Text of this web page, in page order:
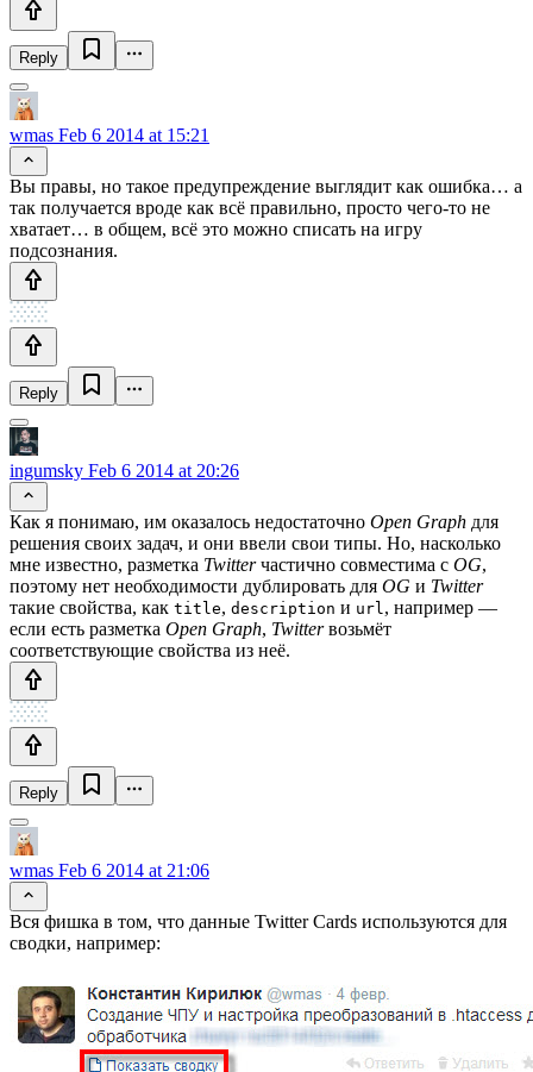
Reply
wmas Feb 6 2014 at 15:21
Вы правы, но такое предупреждение выглядит как ошибка… а
так получается вроде как всё правильно, просто чего-то не
хватает… в общем, всё это можно списать на игру
подсознания.
Reply
ingumsky Feb 6 2014 at 20:26
Как я понимаю, им оказалось недостаточно Open Graph для
решения своих задач, и они ввели свои типы. Но, насколько
мне известно, разметка Twitterчастично совместима с OG,
поэтому нет необходимости дублировать для OG и Twitter
такие свойства, как title, description и url , например —
если есть разметка Open Graph, Twitterвозьмёт
соответствующие свойства из неё.
Reply
wmas Feb 6 2014 at 21:06
Вся фишка в том, что данные Twitter Cards используются для
сводки, например: